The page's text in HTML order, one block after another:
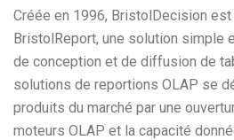
Créée en 1996, BristolDecision est
BristolReport, une solution simple
de conception et de diffusion de
solutions de reportions OLAP se
produits du marché par une
moteurs OLAP et la capacité